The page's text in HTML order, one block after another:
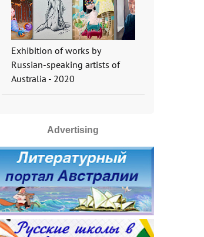
Exhibition of works by
Russian-speaking artists of
Australia - 2020
Advertising